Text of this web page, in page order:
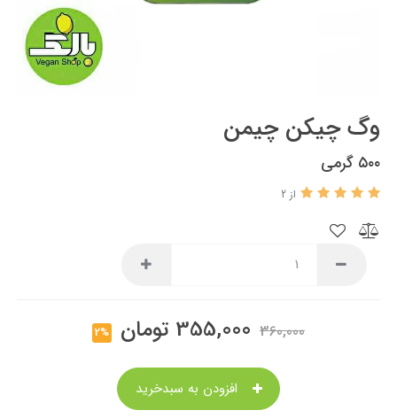
وگ چیکن چیمن
۵۰۰ گرمی
از 2
360,000
355,000 تومان 2%